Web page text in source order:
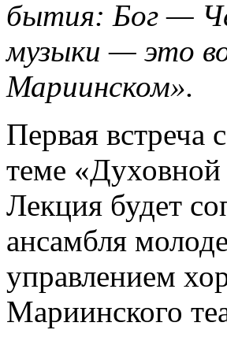
бытия: Бог —
музыки — это
Мариинском».
Первая встреча
теме «Духовной
Лекция будет
ансамбля
управлением
Мариинского